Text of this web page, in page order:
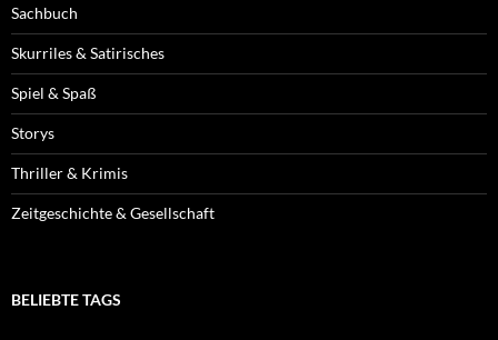
Sachbuch
Skurriles & Satirisches
Spiel & Spaß
Storys
Thriller & Krimis
Zeitgeschichte & Gesellschaft
BELIEBTE TAGS